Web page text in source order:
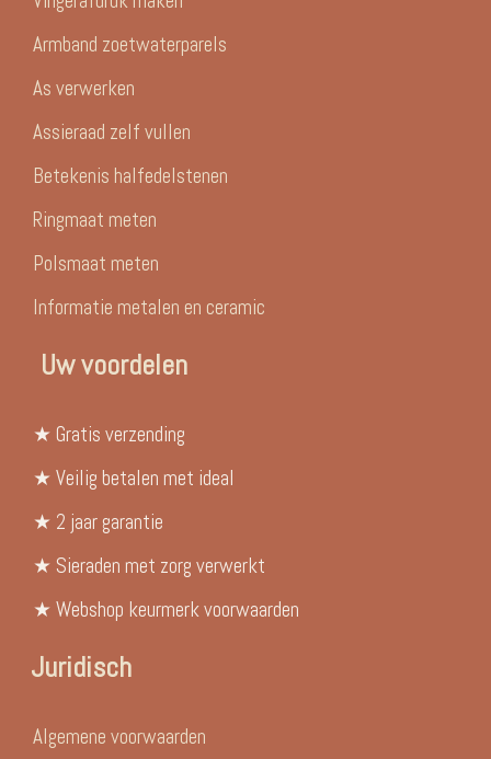
Armband zoetwaterparels
As verwerken
Assieraad zelf vullen
Betekenis halfedelstenen
Ringmaat meten
Polsmaat meten
Informatie metalen en ceramic
Uw voordelen
★ Gratis verzending
★ Veilig betalen met ideal
★ 2 jaar garantie
★ Sieraden met zorg verwerkt
★ Webshop keurmerk voorwaarden
Juridisch
Algemene voorwaarden